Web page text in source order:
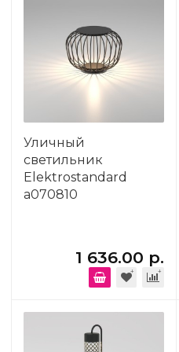
Уличный
светильник
Elektrostandard
a070810
1 636.00 р.